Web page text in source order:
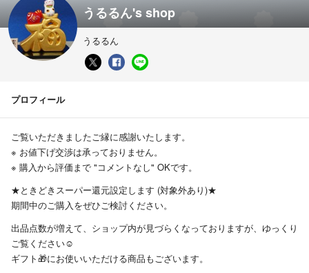
うるるん's shop
うるるん
プロフィール
ご覧いただきましたご縁に感謝いたします。
※ お値下げ交渉は承っておりません。
※ 購入から評価まで "コメントなし" OKです。
★ときどきスーパー還元設定します (対象外あり)★
期間中のご購入をぜひご検討ください。
出品点数が増えて、ショップ内が見づらくなっておりますが、ゆっくり
ご覧ください☺️
ギフト🎁にお使いいただける商品もございます。